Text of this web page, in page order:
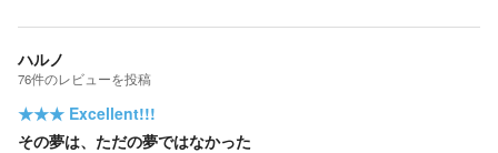
ハルノ
76件のレビューを投稿
★★★ Excellent!!!
その夢は、ただの夢ではなかった